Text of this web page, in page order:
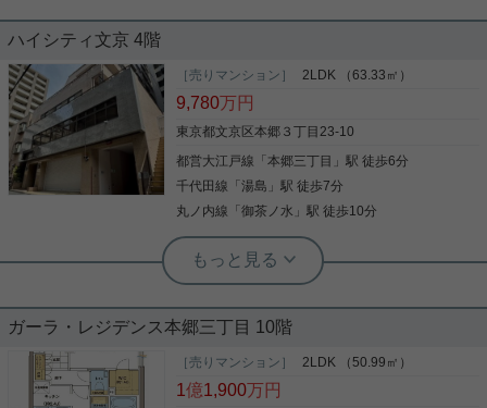
を望める開放的なお部屋です。 専用トランクルー
ム、プレミアムラウンジ、プレミアムゲートのプレ
ミアムフロア。 ・充実した設備仕様（各室床暖房、
浴室サイズ1822、食洗機・ディスポーザー） ・リ
部使用有償 ウェルカムラウンジ ゲストルーム
ゴミステーション コンシェルジュデスク クルー
ジングロビー・クロージングラウンジ スカイシッ
プスタディルーム・スカイシップジム・スカイシッ
プキッズルーム ☆交通至便なロケーション☆ ・新御
茶ノ水駅徒歩3分／御茶ノ水駅徒歩4分／淡路町駅徒
歩5分 24時間友人管理で安心です。 上質な暮らしを
写真(9)
ハイシティ文京 4階
［売りマンション］ 2LDK （63.33㎡）
9,780万円
東京都文京区本郷３丁目23-10
都営大江戸線 「本郷三丁目 」駅 徒歩6分
千代田線 「湯島 」駅 徒歩7分
丸ノ内線 「御茶ノ水 」駅 徒歩10分
実用春日ホーム 茗荷谷店 上村啓士
【湯島小学区】リノベ☆2LDK☆新耐
震
丸の内線『本郷三丁目』駅徒歩6分。 千代田線『湯
島』駅徒歩7分の好立地。 西松建設株式会社施工の
ガーラ・レジデンス本郷三丁目 10階
［売りマンション］ 2LDK （50.99㎡）
1億1,900万円